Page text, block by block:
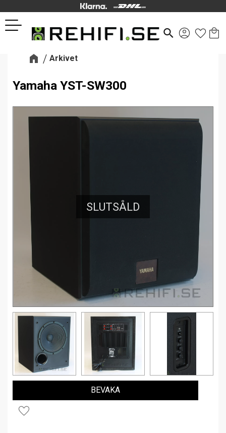
Meny
search
Arkivet
Yamaha YST-SW300
SLUTSÅLD
Lägg till i favoriter
BEVAKA